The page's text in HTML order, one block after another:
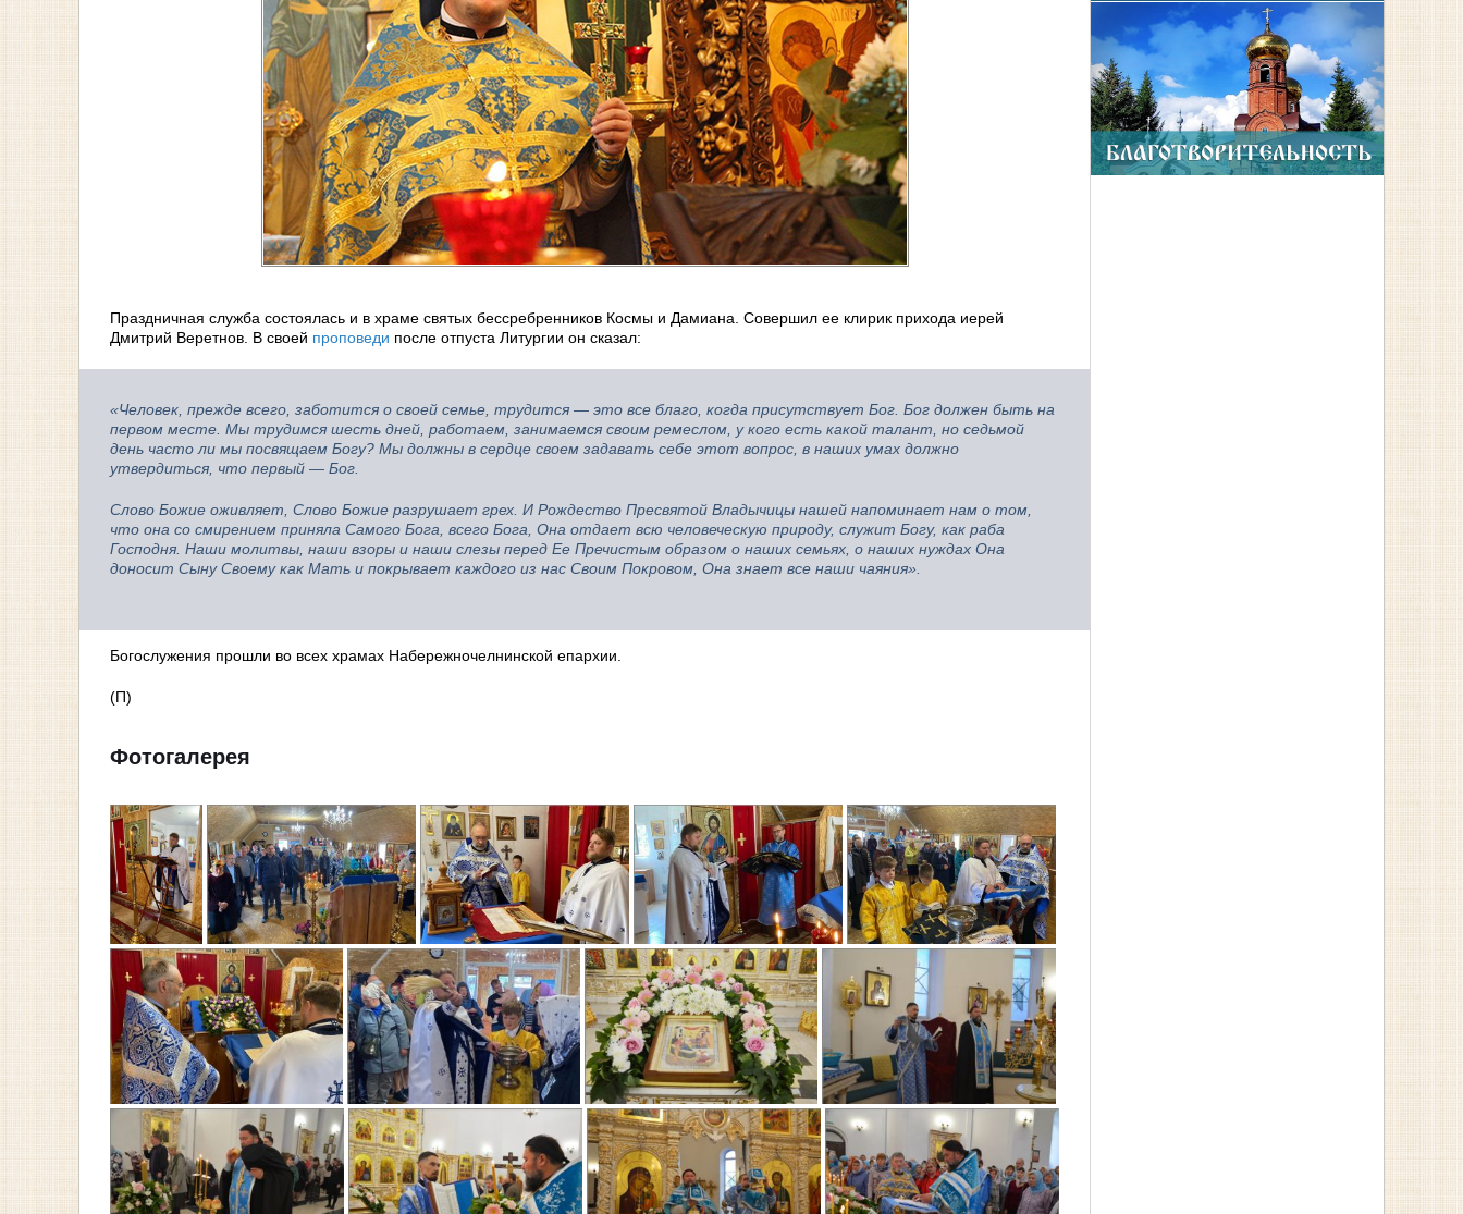
Праздничная служба состоялась и в храме святых бессребренников Космы и Дамиана. Совершил ее клирик прихода иерей
Дмитрий Веретнов. В своей проповеди после отпуста Литургии он сказал:
«Человек, прежде всего, заботится о своей семье, трудится — это все благо, когда присутствует Бог. Бог должен быть на
первом месте. Мы трудимся шесть дней, работаем, занимаемся своим ремеслом, у кого есть какой талант, но седьмой
день часто ли мы посвящаем Богу? Мы должны в сердце своем задавать себе этот вопрос, в наших умах должно
утвердиться, что первый — Бог.
Слово Божие оживляет, Слово Божие разрушает грех. И Рождество Пресвятой Владычицы нашей напоминает нам о том,
что она со смирением приняла Самого Бога, всего Бога, Она отдает всю человеческую природу, служит Богу, как раба
Господня. Наши молитвы, наши взоры и наши слезы перед Ее Пречистым образом о наших семьях, о наших нуждах Она
доносит Сыну Своему как Мать и покрывает каждого из нас Своим Покровом, Она знает все наши чаяния».
Богослужения прошли во всех храмах Набережночелнинской епархии.
(П)
Фотогалерея